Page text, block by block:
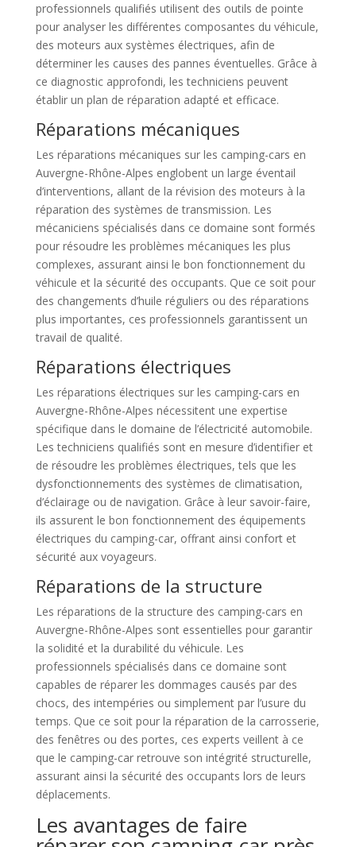
professionnels qualifiés utilisent des outils de pointe
pour analyser les différentes composantes du véhicule,
des moteurs aux systèmes électriques, afin de
déterminer les causes des pannes éventuelles. Grâce à
ce diagnostic approfondi, les techniciens peuvent
établir un plan de réparation adapté et efficace.
Réparations mécaniques
Les réparations mécaniques sur les camping-cars en
Auvergne-Rhône-Alpes englobent un large éventail
d’interventions, allant de la révision des moteurs à la
réparation des systèmes de transmission. Les
mécaniciens spécialisés dans ce domaine sont formés
pour résoudre les problèmes mécaniques les plus
complexes, assurant ainsi le bon fonctionnement du
véhicule et la sécurité des occupants. Que ce soit pour
des changements d’huile réguliers ou des réparations
plus importantes, ces professionnels garantissent un
travail de qualité.
Réparations électriques
Les réparations électriques sur les camping-cars en
Auvergne-Rhône-Alpes nécessitent une expertise
spécifique dans le domaine de l’électricité automobile.
Les techniciens qualifiés sont en mesure d’identifier et
de résoudre les problèmes électriques, tels que les
dysfonctionnements des systèmes de climatisation,
d’éclairage ou de navigation. Grâce à leur savoir-faire,
ils assurent le bon fonctionnement des équipements
électriques du camping-car, offrant ainsi confort et
sécurité aux voyageurs.
Réparations de la structure
Les réparations de la structure des camping-cars en
Auvergne-Rhône-Alpes sont essentielles pour garantir
la solidité et la durabilité du véhicule. Les
professionnels spécialisés dans ce domaine sont
capables de réparer les dommages causés par des
chocs, des intempéries ou simplement par l’usure du
temps. Que ce soit pour la réparation de la carrosserie,
des fenêtres ou des portes, ces experts veillent à ce
que le camping-car retrouve son intégrité structurelle,
assurant ainsi la sécurité des occupants lors de leurs
déplacements.
Les avantages de faire